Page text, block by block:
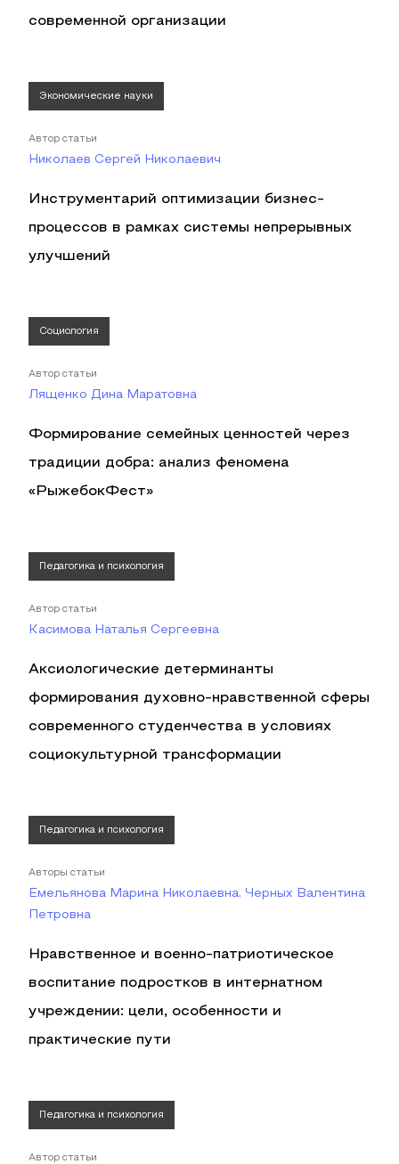
современной организации
Экономические науки
Автор статьи
Николаев Сергей Николаевич
Инструментарий оптимизации бизнес-
процессов в рамках системы непрерывных
улучшений
Социология
Автор статьи
Лященко Дина Маратовна
Формирование семейных ценностей через
традиции добра: анализ феномена
«РыжебокФест»
Педагогика и психология
Автор статьи
Касимова Наталья Сергеевна
Аксиологические детерминанты
формирования духовно-нравственной сферы
современного студенчества в условиях
социокультурной трансформации
Педагогика и психология
Авторы статьи
Емельянова Марина Николаевна, Черных Валентина
Петровна
Нравственное и военно-патриотическое
воспитание подростков в интернатном
учреждении: цели, особенности и
практические пути
Педагогика и психология
Автор статьи